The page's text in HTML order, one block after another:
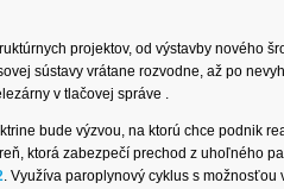
projektov, od výstavby nového
sústavy vrátane rozvodne, až po
v tlačovej správe .
bude výzvou, na ktorú chce podnik
ktorá zabezpečí prechod z uhoľného
. Využíva paroplynový cyklus s